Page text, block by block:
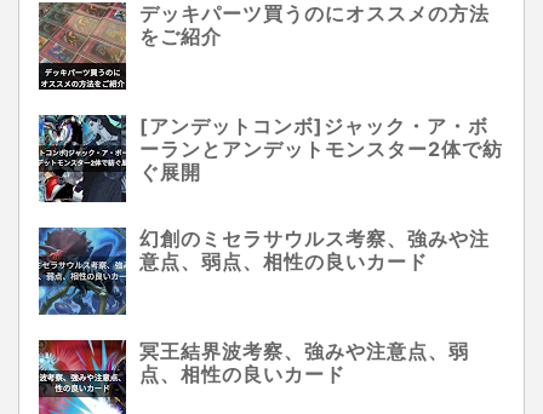
デッキパーツ買うのにオススメの方法
をご紹介
[アンデットコンボ]ジャック・ア・ボ
ーランとアンデットモンスター2体で紡
ぐ展開
幻創のミセラサウルス考察、強みや注
意点、弱点、相性の良いカード
冥王結界波考察、強みや注意点、弱
点、相性の良いカード